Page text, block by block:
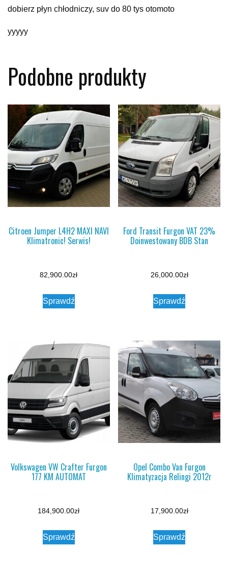
dobierz płyn chłodniczy, suv do 80 tys otomoto
yyyyy
Podobne produkty
Citroen Jumper L4H2 MAXI NAVI
Klimatronic! Serwis!
82,900.00zł
Sprawdź
Ford Transit Furgon VAT 23%
Doinwestowany BDB Stan
26,000.00zł
Sprawdź
Volkswagen VW Crafter Furgon
177 KM AUTOMAT
184,900.00zł
Sprawdź
Opel Combo Van Furgon
Klimatyzacja Relingi 2012r
17,900.00zł
Sprawdź